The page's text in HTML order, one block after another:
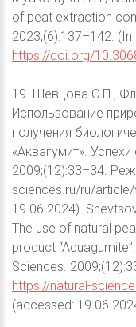
of peat extraction
2023;(6):137–142. (In
https://doi.org/
19. Шевцова С.П.,
Использование
получения
«Аквагумит».
2009;(12):33–34.
sciences.ru/ru/
19.06.2024).
The use of natural
product
Sciences.
https://natural-
(accessed: